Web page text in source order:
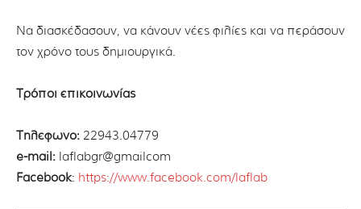
Να διασκέδασουν, να κάνουν νέες φιλίες και να περάσουν
τον χρόνο τους δημιουργικά.
Τρόποι επικοινωνίας
Τηλέφωνο: 22943.04779
e-mail: laflabgr@gmailcom
Facebook: https://www.facebook.com/laflab